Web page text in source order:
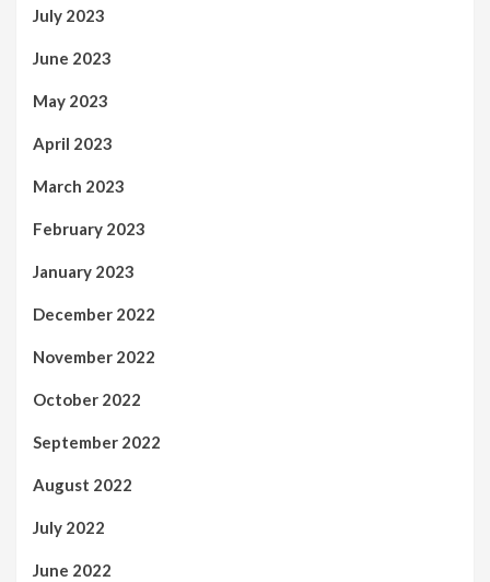
July 2023
June 2023
May 2023
April 2023
March 2023
February 2023
January 2023
December 2022
November 2022
October 2022
September 2022
August 2022
July 2022
June 2022